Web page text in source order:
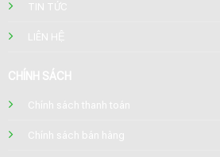
TIN TỨC
LIÊN HỆ
CHÍNH SÁCH
Chính sách thanh toán
Chính sách bán hàng